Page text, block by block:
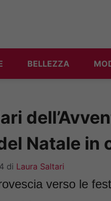
BELLEZZA
Natale in
di Laura Saltari
verso le